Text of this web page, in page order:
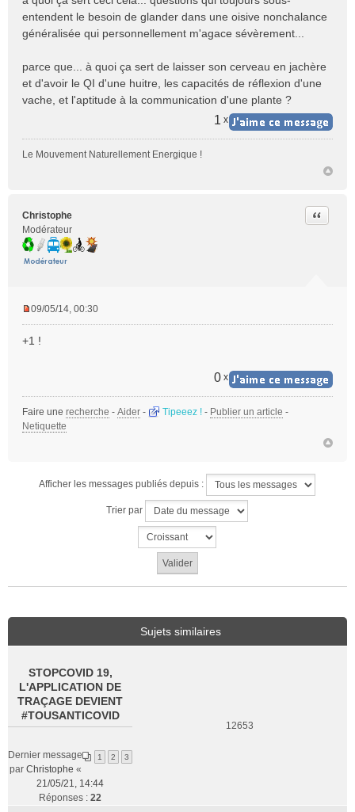
entendent le besoin de glander dans une oisive nonchalance
généralisée qui personnellement m'agace sévèrement...
parce que... à quoi ça sert de laisser son cerveau en jachère
et d'avoir le QI d'une huitre, les capacités de réflexion d'une
vache, et l'aptitude à la communication d'une plante ?
1 x
Le Mouvement Naturellement Energique !
Christophe
Modérateur
Citer
s
o
09/05/14, 00:30
+1 !
0 x
Faire une recherche - Aider - Tipeeez ! - Publier un article -
Netiquette
Afficher les messages publiés depuis :
Trier par
Sujets similaires
STOPCOVID 19,
L'APPLICATION DE
TRAÇAGE DEVIENT
#TOUSANTICOVID
1 2 3
Dernier message
par Christophe «
21/05/21, 14:44
Réponses : 22
12653